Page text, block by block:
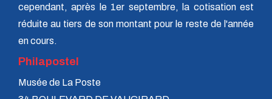
TP - Août 2018
TP - Juin 2018
TP - Mai 2018
TP - Mars 2018
TP - Février 2018
cependant, après le 1er septembre, la cotisation est
réduite au tiers de son montant pour le reste de l'année
en cours.
Philapostel
Musée de La Poste